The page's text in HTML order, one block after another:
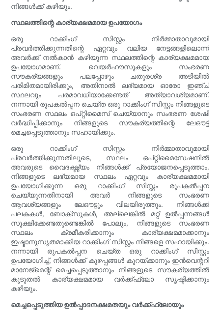
നിങ്ങൾക്ക് കഴിയും.
സ്ഥലത്തിന്റെ കാര്യക്ഷമമായ ഉപയോഗം
ഒരു റാക്കിംഗ് സിസ്റ്റം നിർമ്മാതാവുമായി
പ്രവർത്തിക്കുന്നതിന്റെ ഏറ്റവും വലിയ നേട്ടങ്ങളിലൊന്ന്
അവർക്ക് നൽകാൻ കഴിയുന്ന സ്ഥലത്തിന്റെ കാര്യക്ഷമമായ
ഉപയോഗമാണ്. വെയർഹൗസുകളും സംഭരണ
സൗകര്യങ്ങളും പലപ്പോഴും ചതുരശ്ര അടിയിൽ
പരിമിതമായിരിക്കും, അതിനാൽ ലഭ്യമായ ഓരോ ഇഞ്ച്
സ്ഥലവും പരമാവധിയാക്കേണ്ടത് അത്യാവശ്യമാണ്.
നന്നായി രൂപകൽപ്പന ചെയ്ത ഒരു റാക്കിംഗ് സിസ്റ്റം നിങ്ങളുടെ
സംഭരണ സ്ഥലം ഒപ്റ്റിമൈസ് ചെയ്യാനും സംഭരണ ശേഷി
വർദ്ധിപ്പിക്കാനും നിങ്ങളുടെ സൗകര്യത്തിന്റെ ലേഔട്ട്
മെച്ചപ്പെടുത്താനും സഹായിക്കും.
ഒരു റാക്കിംഗ് സിസ്റ്റം നിർമ്മാതാവുമായി
പ്രവർത്തിക്കുന്നതിലൂടെ, സ്ഥലം ഒപ്റ്റിമൈസേഷനിൽ
അവരുടെ വൈദഗ്ദ്ധ്യം നിങ്ങൾക്ക് പ്രയോജനപ്പെടുത്താം.
നിങ്ങളുടെ ലഭ്യമായ സ്ഥലം ഏറ്റവും കാര്യക്ഷമമായി
ഉപയോഗിക്കുന്ന ഒരു റാക്കിംഗ് സിസ്റ്റം രൂപകൽപ്പന
ചെയ്യുന്നതിനായി അവർ നിങ്ങളുടെ സംഭരണ
ആവശ്യങ്ങളും ലേഔട്ടും വിലയിരുത്തും. നിങ്ങൾക്ക്
പലകകൾ, ബോക്സുകൾ, അല്ലെങ്കിൽ മറ്റ് ഉൽപ്പന്നങ്ങൾ
സൂക്ഷിക്കേണ്ടതുണ്ടെങ്കിൽ പോലും, നിങ്ങളുടെ സംഭരണ
സ്ഥലം ക്രമീകരിക്കാനും കാര്യക്ഷമമാക്കാനും
ഇഷ്ടാനുസൃതമാക്കിയ റാക്കിംഗ് സിസ്റ്റം നിങ്ങളെ സഹായിക്കും.
നന്നായി രൂപകൽപ്പന ചെയ്ത ഒരു റാക്കിംഗ് സിസ്റ്റം
ഉപയോഗിച്ച്, നിങ്ങൾക്ക് കുഴപ്പങ്ങൾ കുറയ്ക്കാനും ഇൻവെന്ററി
മാനേജ്മെന്റ് മെച്ചപ്പെടുത്താനും നിങ്ങളുടെ സൗകര്യത്തിൽ
കൂടുതൽ കാര്യക്ഷമമായ വർക്ക്ഫ്ലോ സൃഷ്ടിക്കാനും
കഴിയും.
മെച്ചപ്പെടുത്തിയ ഉൽപ്പാദനക്ഷമതയും വർക്ക്ഫ്ലോയും